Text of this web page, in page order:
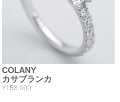
COLANY
カサブランカ
¥158,000